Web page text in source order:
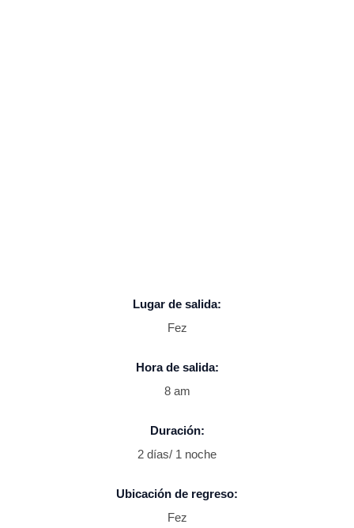
Lugar de salida:
Fez
Hora de salida:
8 am
Duración:
2 días/ 1 noche
Ubicación de regreso:
Fez